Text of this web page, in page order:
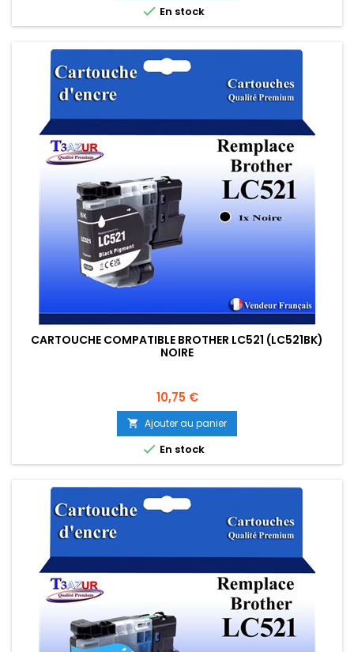
 En stock
CARTOUCHE COMPATIBLE BROTHER LC521 (LC521BK)
NOIRE
Prix
10,75 €
 Ajouter au panier
 En stock